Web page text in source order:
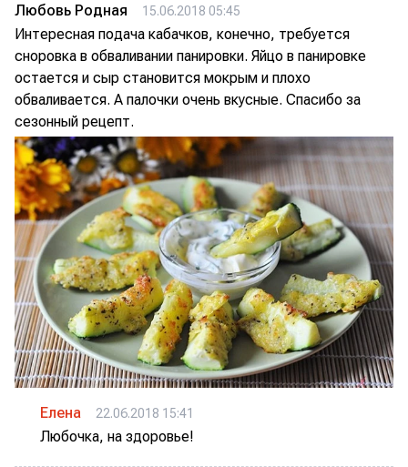
Любовь Родная 15.06.2018 05:45
Интересная подача кабачков, конечно, требуется
сноровка в обваливании панировки. Яйцо в панировке
остается и сыр становится мокрым и плохо
обваливается. А палочки очень вкусные. Спасибо за
сезонный рецепт.
Елена 22.06.2018 15:41
Любочка, на здоровье!